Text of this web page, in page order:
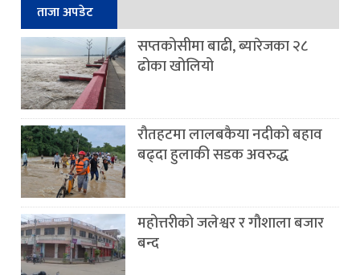
ताजा अपडेट
सप्तकोसीमा बाढी, ब्यारेजका २८
ढोका खोलियो
रौतहटमा लालबकैया नदीको बहाव
बढ्दा हुलाकी सडक अवरुद्ध
महोत्तरीको जलेश्वर र गौशाला बजार
बन्द